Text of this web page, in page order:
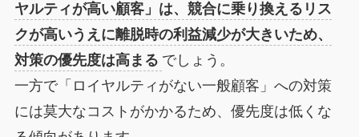
ヤルティが高い顧客」は、競合に乗り換えるリス
クが高いうえに離脱時の利益減少が大きいため、
対策の優先度は高まる でしょう。
一方で「ロイヤルティがない一般顧客」への対策
には莫大なコストがかかるため、優先度は低くな